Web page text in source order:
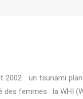
2002 : un tsunami
des femmes : la WHI